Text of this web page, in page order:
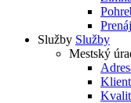
Služby Služby
Mestský